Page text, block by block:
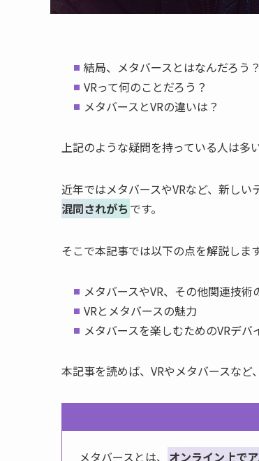
結局、メタバースとはなんだろう？
VRって何のことだろう？
メタバースとVRの違いは？
上記のような疑問を持っている人は多
近年ではメタバースやVRなど、新しい
混同されがちです。
そこで本記事では以下の点を解説します
メタバースやVR、その他関連技術
VRとメタバースの魅力
メタバースを楽しむためのVRデバ
本記事を読めば、VRやメタバースなど、
メタバースとは、 オンライン上で